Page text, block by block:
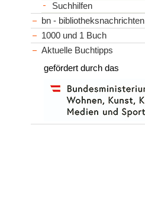
Suchhilfen
bn - bibliotheksnachrichten
1000 und 1 Buch
Aktuelle Buchtipps
gefördert durch das